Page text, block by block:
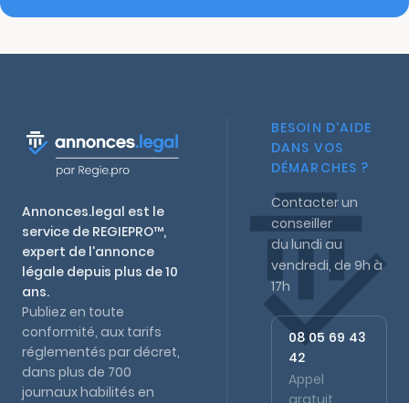
Annonces.legal est le
service de REGIEPRO™,
expert de l'annonce
légale depuis plus de 10
ans.
Publiez en toute
conformité, aux tarifs
réglementés par décret,
dans plus de 700
journaux habilités en
BESOIN D'AIDE
DANS VOS
DÉMARCHES ?
Contacter un
conseiller
du lundi au
vendredi, de 9h à
17h
08 05 69 43
42
Appel
gratuit